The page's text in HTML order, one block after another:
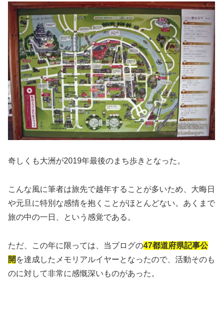
奇しくも大洲が2019年最後のまち歩きとなった。
こんな風に筆者は旅先で越年することが多いため、大晦日
や元旦に特別な感情を抱くことがほとんどない。あくまで
旅の中の一日、という感覚である。
ただ、この年に限っては、当ブログの47都道府県記事公
開 を達成したメモリアルイヤーとなったので、活動そのも
のに対して非常に感慨深いものがあった。